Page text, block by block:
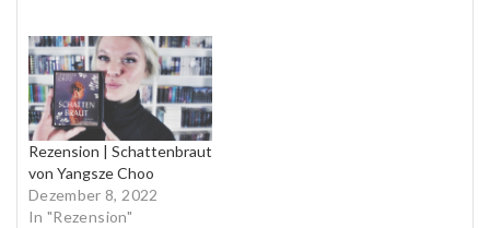
Rezension | Schattenbraut
von Yangsze Choo
Dezember 8, 2022
In "Rezension"